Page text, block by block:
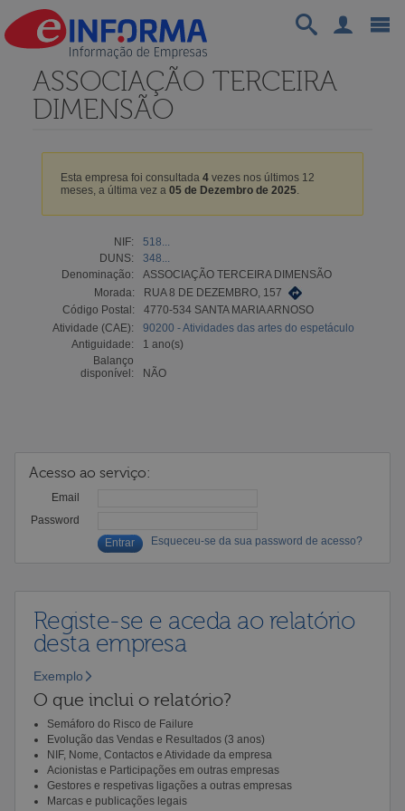
ASSOCIAÇÃO TERCEIRA
DIMENSÃO
Esta empresa foi consultada 4vezes nos últimos 12
meses, a última vez a 05 de Dezembro de 2025.
NIF:
518...
DUNS:
348...
Denominação:
ASSOCIAÇÃO TERCEIRA DIMENSÃO
Morada:
RUA 8 DE DEZEMBRO, 157
Código Postal:
4770-534 SANTA MARIA ARNOSO
Atividade (CAE):
90200 - Atividades das artes do espetáculo
Antiguidade:
1 ano(s)
Balanço
disponível:
NÃO
Acesso ao serviço:
Email
Password
Esqueceu-se da sua password de acesso?
Registe-se e aceda ao relatório
desta empresa
Exemplo
O que inclui o relatório?
Semáforo do Risco de Failure
Evolução das Vendas e Resultados (3 anos)
NIF, Nome, Contactos e Atividade da empresa
Acionistas e Participações em outras empresas
Gestores e respetivas ligações a outras empresas
Marcas e publicações legais